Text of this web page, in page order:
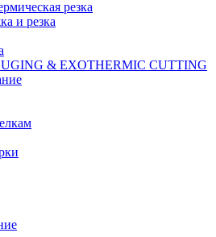
резка
и резка
& EXOTHERMIC CUTTING